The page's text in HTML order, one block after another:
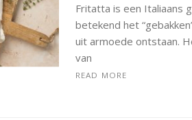
Fritatta is een Italiaans
betekend het
uit armoede ontstaan.
van
READ MORE